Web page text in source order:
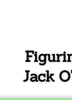
Jack